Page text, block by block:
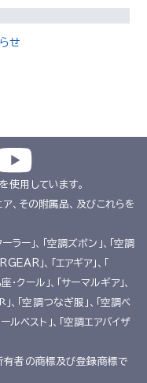
せ
用しています。
、その附属品、及びこれらを
ーラー」、「空調ズボン」、「空調
」、「エアギア」、「
･クール」、「サーマルギア」、
」、「空調つなぎ服」、「空調ベ
ールベスト」、「空調エアバイザ
有者の商標及び登録商標で